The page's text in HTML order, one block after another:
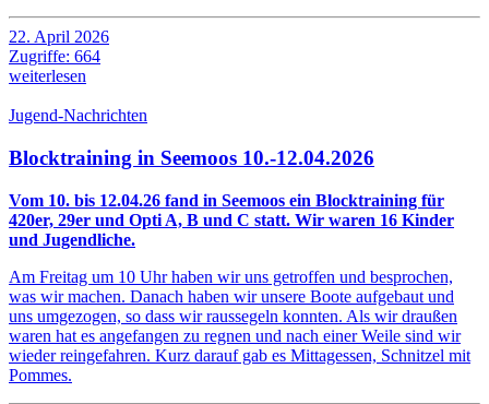
22. April 2026
Zugriffe: 664
weiterlesen
Jugend-Nachrichten
Blocktraining in Seemoos 10.-12.04.2026
Vom 10. bis 12.04.26 fand in Seemoos ein Blocktraining für
420er, 29er und Opti A, B und C statt. Wir waren 16 Kinder
und Jugendliche.
Am Freitag um 10 Uhr haben wir uns getroffen und besprochen,
was wir machen. Danach haben wir unsere Boote aufgebaut und
uns umgezogen, so dass wir raussegeln konnten. Als wir draußen
waren hat es angefangen zu regnen und nach einer Weile sind wir
wieder reingefahren. Kurz darauf gab es Mittagessen, Schnitzel mit
Pommes.